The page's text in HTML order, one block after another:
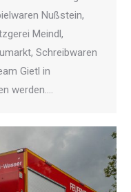
Nußstein,
Meindl,
Schreibwaren
Gietl in
werden.…